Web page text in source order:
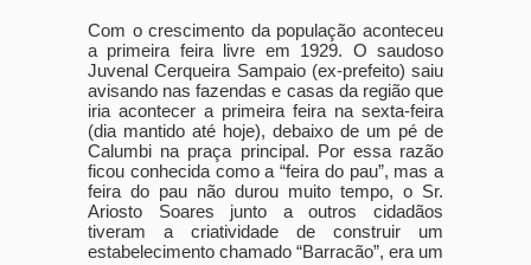
Com o crescimento da população aconteceu
a primeira feira livre em 1929. O saudoso
Juvenal Cerqueira Sampaio (ex-prefeito) saiu
avisando nas fazendas e casas da região que
iria acontecer a primeira feira na sexta-feira
(dia mantido até hoje), debaixo de um pé de
Calumbi na praça principal. Por essa razão
ficou conhecida como a “feira do pau”, mas a
feira do pau não durou muito tempo, o Sr.
Ariosto Soares junto a outros cidadãos
tiveram a criatividade de construir um
estabelecimento chamado “Barracão”, era um